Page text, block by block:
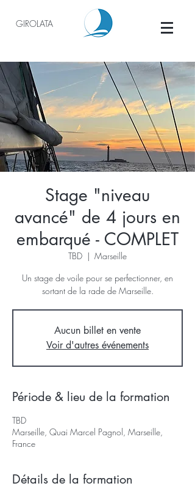
GIROLATA
Stage "niveau
avancé" de 4 jours en
embarqué - COMPLET
TBD
  |
Marseille
Un stage de voile pour se perfectionner, en
sortant de la rade de Marseille.
Aucun billet en vente
Voir d'autres événements
Période & lieu de la formation
TBD
Marseille, Quai Marcel Pagnol, Marseille,
France
Détails de la formation